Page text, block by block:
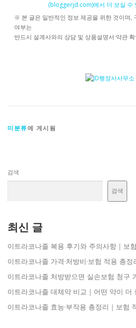
(bloggerjd.com)에서 더 보실 수
※ 본 글은 일반적인 정보 제공을 위한 것이며,
여부는
반드시 설계사와의 상담 및 상품설명서·약관
미분류에 게시됨
검색
검색
최신 글
이트라코나졸 복용 후기와 주의사항｜보
이트라코나졸 가격·처방비·보험 적용 총정
이트라코나졸 처방받으면 실손보험 청구
이트라코나졸 대체약 비교｜어떤 약이 더
이트라코나졸 효능·부작용 총정리｜보험